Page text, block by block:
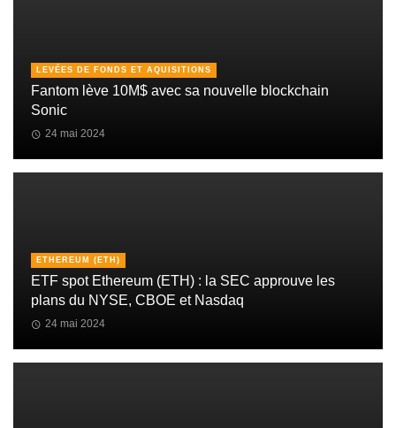
LEVÉES DE FONDS ET AQUISITIONS
Fantom lève 10M$ avec sa nouvelle blockchain
Sonic
24 mai 2024
ETHEREUM (ETH)
ETF spot Ethereum (ETH) : la SEC approuve les
plans du NYSE, CBOE et Nasdaq
24 mai 2024